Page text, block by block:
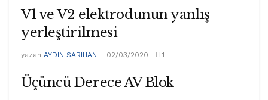
V1 ve V2 elektrodunun yanlış
yerleştirilmesi
yazan AYDIN SARIHAN 02/03/2020 1
Üçüncü Derece AV Blok